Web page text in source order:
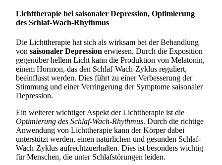
Lichttherapie bei saisonaler Depression, Optimierung
des Schlaf-Wach-Rhythmus
Die Lichttherapie hat sich als wirksam bei der Behandlung
von saisonaler Depression erwiesen. Durch die Exposition
gegenüber hellem Licht kann die Produktion von Melatonin,
einem Hormon, das den Schlaf-Wach-Zyklus reguliert,
beeinflusst werden. Dies führt zu einer Verbesserung der
Stimmung und einer Verringerung der Symptome saisonaler
Depression.
Ein weiterer wichtiger Aspekt der Lichttherapie ist die
Optimierung des Schlaf-Wach-Rhythmus. Durch die richtige
Anwendung von Lichttherapie kann der Körper dabei
unterstützt werden, einen natürlichen und gesunden Schlaf-
Wach-Zyklus aufrechtzuerhalten. Dies ist besonders wichtig
für Menschen, die unter Schlafstörungen leiden.